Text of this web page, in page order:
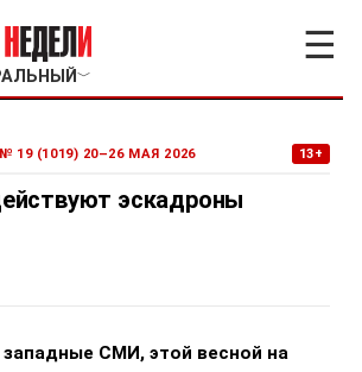
﹀
☰
№ 19 (1019) 20–26 МАЯ 2026 13+
эскадроны
СМИ, этой весной на